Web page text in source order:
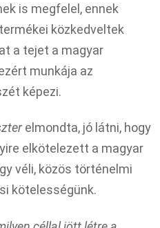
is megfelel, ennek
közkedveltek
a tejet a magyar
munkája az
képezi.
elmondta, jó látni, hogy
elkötelezett a magyar
véli, közös történelmi
kötelességünk.